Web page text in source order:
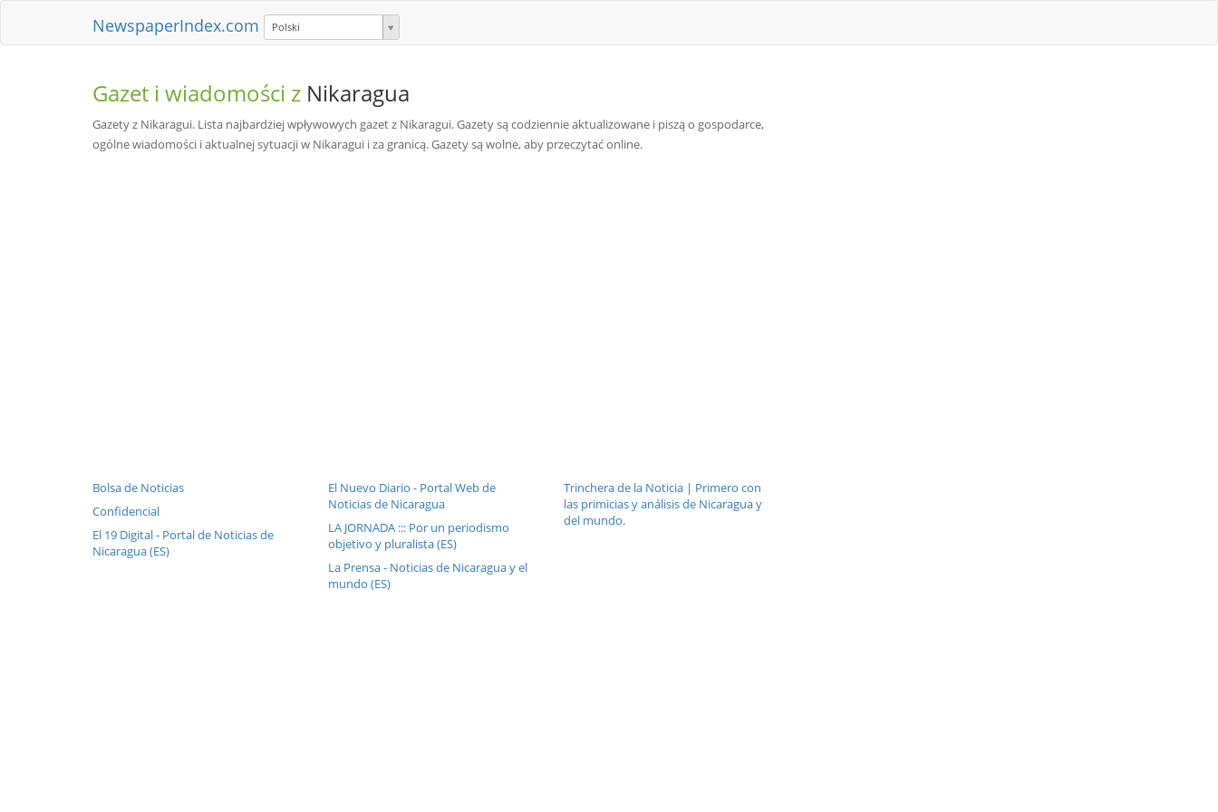
NewspaperIndex.com Polski
Gazet i wiadomości z Nikaragua
Gazety z Nikaragui. Lista najbardziej wpływowych gazet z Nikaragui. Gazety są codziennie aktualizowane i piszą o gospodarce,
ogólne wiadomości i aktualnej sytuacji w Nikaragui i za granicą. Gazety są wolne, aby przeczytać online.
Bolsa de Noticias
Confidencial
El 19 Digital - Portal de Noticias de
Nicaragua (ES)
El Nuevo Diario - Portal Web de
Noticias de Nicaragua
LA JORNADA ::: Por un periodismo
objetivo y pluralista (ES)
La Prensa - Noticias de Nicaragua y el
mundo (ES)
Trinchera de la Noticia | Primero con
las primicias y análisis de Nicaragua y
del mundo.